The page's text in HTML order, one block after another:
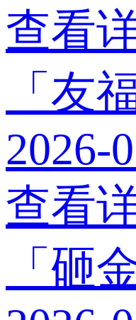
查看
「友
2026-
查看
「砸